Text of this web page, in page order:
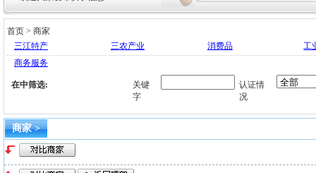
首页 >商家
三江特产
三农产业 消费品
工
商务服务
在中筛选:
关键
字
认证情
况
商家 >